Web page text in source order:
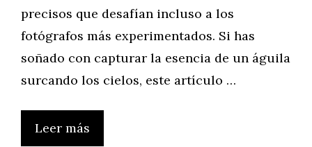
precisos que desafían incluso a los
fotógrafos más experimentados. Si has
soñado con capturar la esencia de un águila
surcando los cielos, este artículo …
Leer más